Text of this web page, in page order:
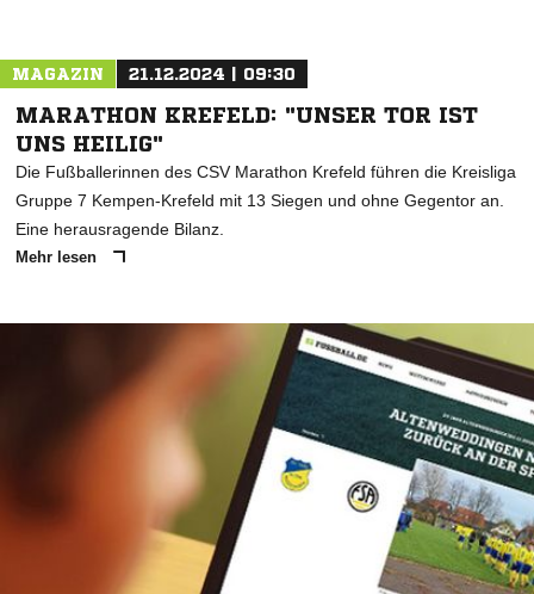
MAGAZIN 21.12.2024 | 09:30
MARATHON KREFELD: "UNSER TOR IST
UNS HEILIG"
Die Fußballerinnen des CSV Marathon Krefeld führen die Kreisliga
Gruppe 7 Kempen-Krefeld mit 13 Siegen und ohne Gegentor an.
Eine herausragende Bilanz.
Mehr lesen